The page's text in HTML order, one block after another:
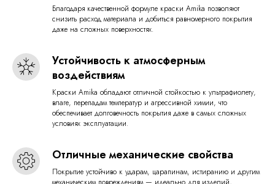
Благодаря качественной формуле краски Amika позволяют
снизить расход материала и добиться равномерного покрытия
даже на сложных поверхностях.
Устойчивость к атмосферным
воздействиям
Краски Amika обладают отличной стойкостью к ультрафиолету,
влаге, перепадам температур и агрессивной химии, что
обеспечивает долговечность покрытия даже в самых сложных
условиях эксплуатации.
Отличные механические свойства
Покрытие устойчиво к ударам, царапинам, истиранию и другим